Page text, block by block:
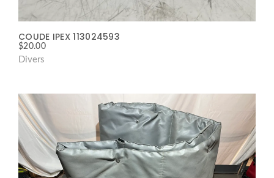
COUDE IPEX 113024593
$20.00
Divers